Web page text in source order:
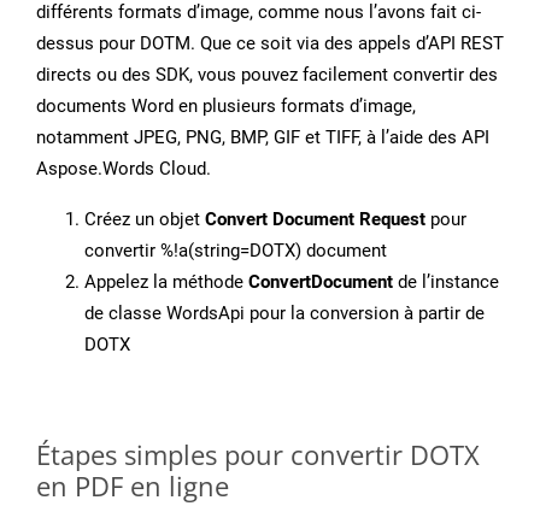
différents formats d’image, comme nous l’avons fait ci-
dessus pour DOTM. Que ce soit via des appels d’API REST
directs ou des SDK, vous pouvez facilement convertir des
documents Word en plusieurs formats d’image,
notamment JPEG, PNG, BMP, GIF et TIFF, à l’aide des API
Aspose.Words Cloud.
Créez un objet Convert Document Request pour
convertir %!a(string=DOTX) document
Appelez la méthode ConvertDocument de l’instance
de classe WordsApi pour la conversion à partir de
DOTX
Étapes simples pour convertir DOTX
en PDF en ligne